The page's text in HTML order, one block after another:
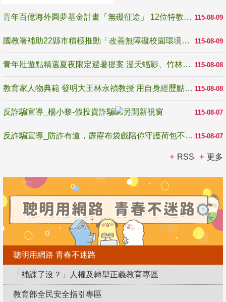
115-08-09
青年百億海外圓夢基金計畫「無礙征途」 12位特教與弱勢青年勇闖西班牙 跨越感官限制見證生命蛻變
115-08-09
國教署補助22縣市積極推動「改善無障礙校園環境計畫」 打造友善、安全、無礙學習空間
115-08-08
青年壯遊點精選夏夜限定避暑提案 漫天蝠影、竹林尋蛙、茶香夜觀 邀青年暮色出發
115-08-08
教育家人物典範 發明大王林永禎教授 用自身經歷點亮學生的路
115-08-07
反詐騙宣導_楊小黎-假投資詐騙
115-08-07
反詐騙宣導_防詐有道，霹靂布袋戲陪你守護荷包不受騙
RSS 更多
聰明用網路 青春不迷路
「補課了沒？」人權及轉型正義教育專區
教育部全民安全指引專區